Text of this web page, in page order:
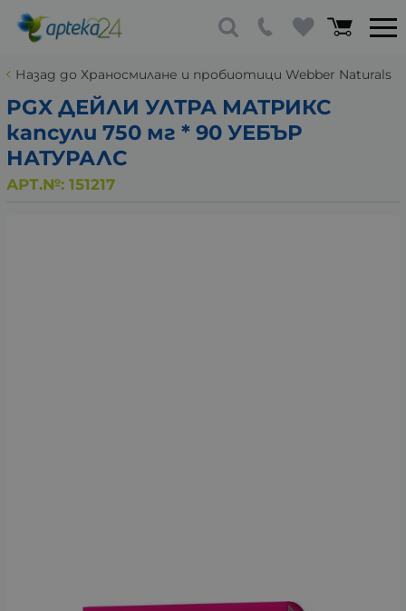
Назад до Храносмилане и пробиотици Webber Naturals
PGX ДЕЙЛИ УЛТРА МАТРИКС
капсули 750 мг * 90 УЕБЪР
НАТУРАЛС
АРТ.№: 151217